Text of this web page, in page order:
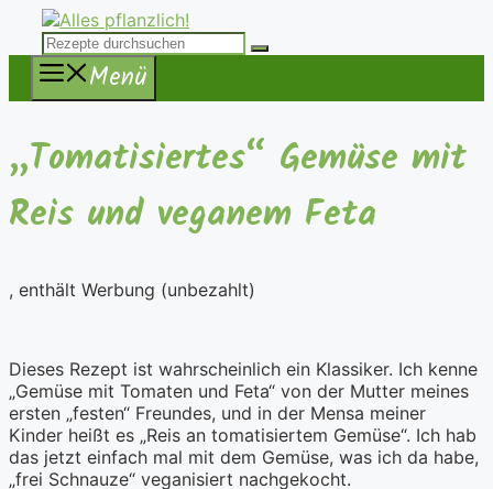
Zum
Inhalt
springen
Suche
nach: Menü
„Tomatisiertes“ Gemüse mit
Reis und veganem Feta
, enthält Werbung (unbezahlt)
Dieses Rezept ist wahrscheinlich ein Klassiker. Ich kenne
„Gemüse mit Tomaten und Feta“ von der Mutter meines
ersten „festen“ Freundes, und in der Mensa meiner
Kinder heißt es „Reis an tomatisiertem Gemüse“. Ich hab
das jetzt einfach mal mit dem Gemüse, was ich da habe,
„frei Schnauze“ veganisiert nachgekocht.